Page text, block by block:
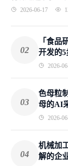
2026-06-17
02
「食
开发的5
2026-
03
色母粒
母的AI
2026-
04
机械加
解的企